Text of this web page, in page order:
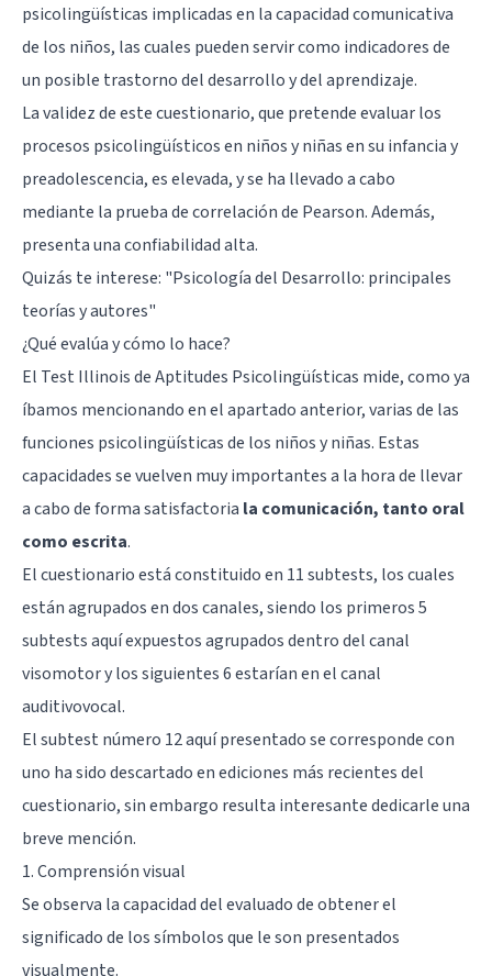
psicolingüísticas implicadas en la capacidad comunicativa
de los niños, las cuales pueden servir como indicadores de
un posible trastorno del desarrollo y del aprendizaje.
La validez de este cuestionario, que pretende evaluar los
procesos psicolingüísticos en niños y niñas en su infancia y
preadolescencia, es elevada, y se ha llevado a cabo
mediante la prueba de correlación de Pearson. Además,
presenta una confiabilidad alta.
Quizás te interese: "Psicología del Desarrollo: principales
teorías y autores"
¿Qué evalúa y cómo lo hace?
El Test Illinois de Aptitudes Psicolingüísticas mide, como ya
íbamos mencionando en el apartado anterior, varias de las
funciones psicolingüísticas de los niños y niñas. Estas
capacidades se vuelven muy importantes a la hora de llevar
a cabo de forma satisfactoria la comunicación, tanto oral
como escrita.
El cuestionario está constituido en 11 subtests, los cuales
están agrupados en dos canales, siendo los primeros 5
subtests aquí expuestos agrupados dentro del canal
visomotor y los siguientes 6 estarían en el canal
auditivovocal.
El subtest número 12 aquí presentado se corresponde con
uno ha sido descartado en ediciones más recientes del
cuestionario, sin embargo resulta interesante dedicarle una
breve mención.
1. Comprensión visual
Se observa la capacidad del evaluado de obtener el
significado de los símbolos que le son presentados
visualmente.